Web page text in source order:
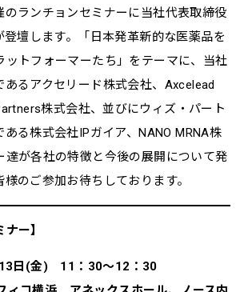
のランチョンセミナーに当社代表取締役
登壇します。「日本発革新的な医薬品を
ットフォーマーたち」をテーマに、当社
あるアクセリード株式会社、Axcelead
株式会社、並びにウィズ・パート
る株式会社IPガイア、NANO MRNA株
達が各社の特徴と今後の展開について発
のご参加お待ちしております。
ー】
日(金) 11：30～12：30